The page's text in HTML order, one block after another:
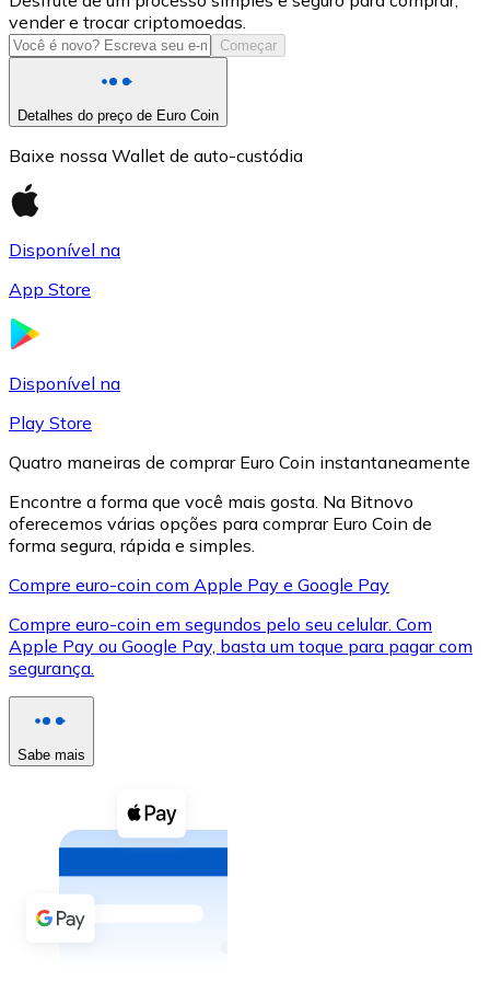
USDC
XRP
XRP
Ver tudo
Cupons cripto
Compre criptomoedas com dinheiro e outros
Comprar com dinheiro
Transferência SEPA
vender e trocar criptomoedas.
Começar
Detalhes do preço de Euro Coin
Baixe nossa Wallet de auto-custódia
Disponível na
App Store
Disponível na
Play Store
Quatro maneiras de comprar Euro Coin instantaneamente
Encontre a forma que você mais gosta. Na Bitnovo
oferecemos várias opções para comprar Euro Coin de
forma segura, rápida e simples.
Compre euro-coin com Apple Pay e Google Pay
Compre euro-coin em segundos pelo seu celular. Com
Apple Pay ou Google Pay, basta um toque para pagar com
segurança.
Sabe mais